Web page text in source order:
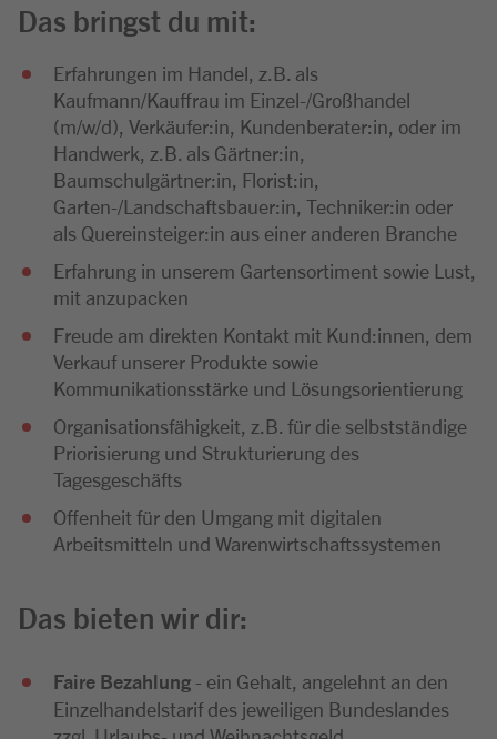
Das bringst du mit:
Erfahrungen im Handel, z.B. als
Kaufmann/Kauffrau im Einzel-/Großhandel
(m/w/d), Verkäufer:in, Kundenberater:in, oder im
Handwerk, z.B. als Gärtner:in,
Baumschulgärtner:in, Florist:in,
Garten-/Landschaftsbauer:in, Techniker:in oder
als Quereinsteiger:in aus einer anderen Branche
Erfahrung in unserem Gartensortiment sowie Lust,
mit anzupacken
Freude am direkten Kontakt mit Kund:innen, dem
Verkauf unserer Produkte sowie
Kommunikationsstärke und Lösungsorientierung
Organisationsfähigkeit, z.B. für die selbstständige
Priorisierung und Strukturierung des
Tagesgeschäfts
Offenheit für den Umgang mit digitalen
Arbeitsmitteln und Warenwirtschaftssystemen
Das bieten wir dir:
Faire Bezahlung - ein Gehalt, angelehnt an den
Einzelhandelstarif des jeweiligen Bundeslandes